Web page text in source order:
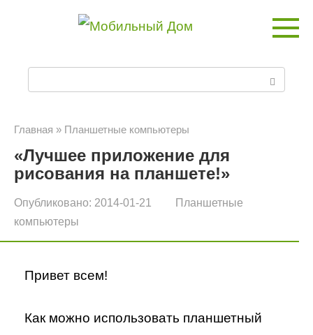
и
с
к
Главная » Планшетные компьютеры
«Лучшее приложение для
рисования на планшете!»
Опубликовано: 2014-01-21
Планшетные
компьютеры
Привет всем!
Как можно использовать планшетный